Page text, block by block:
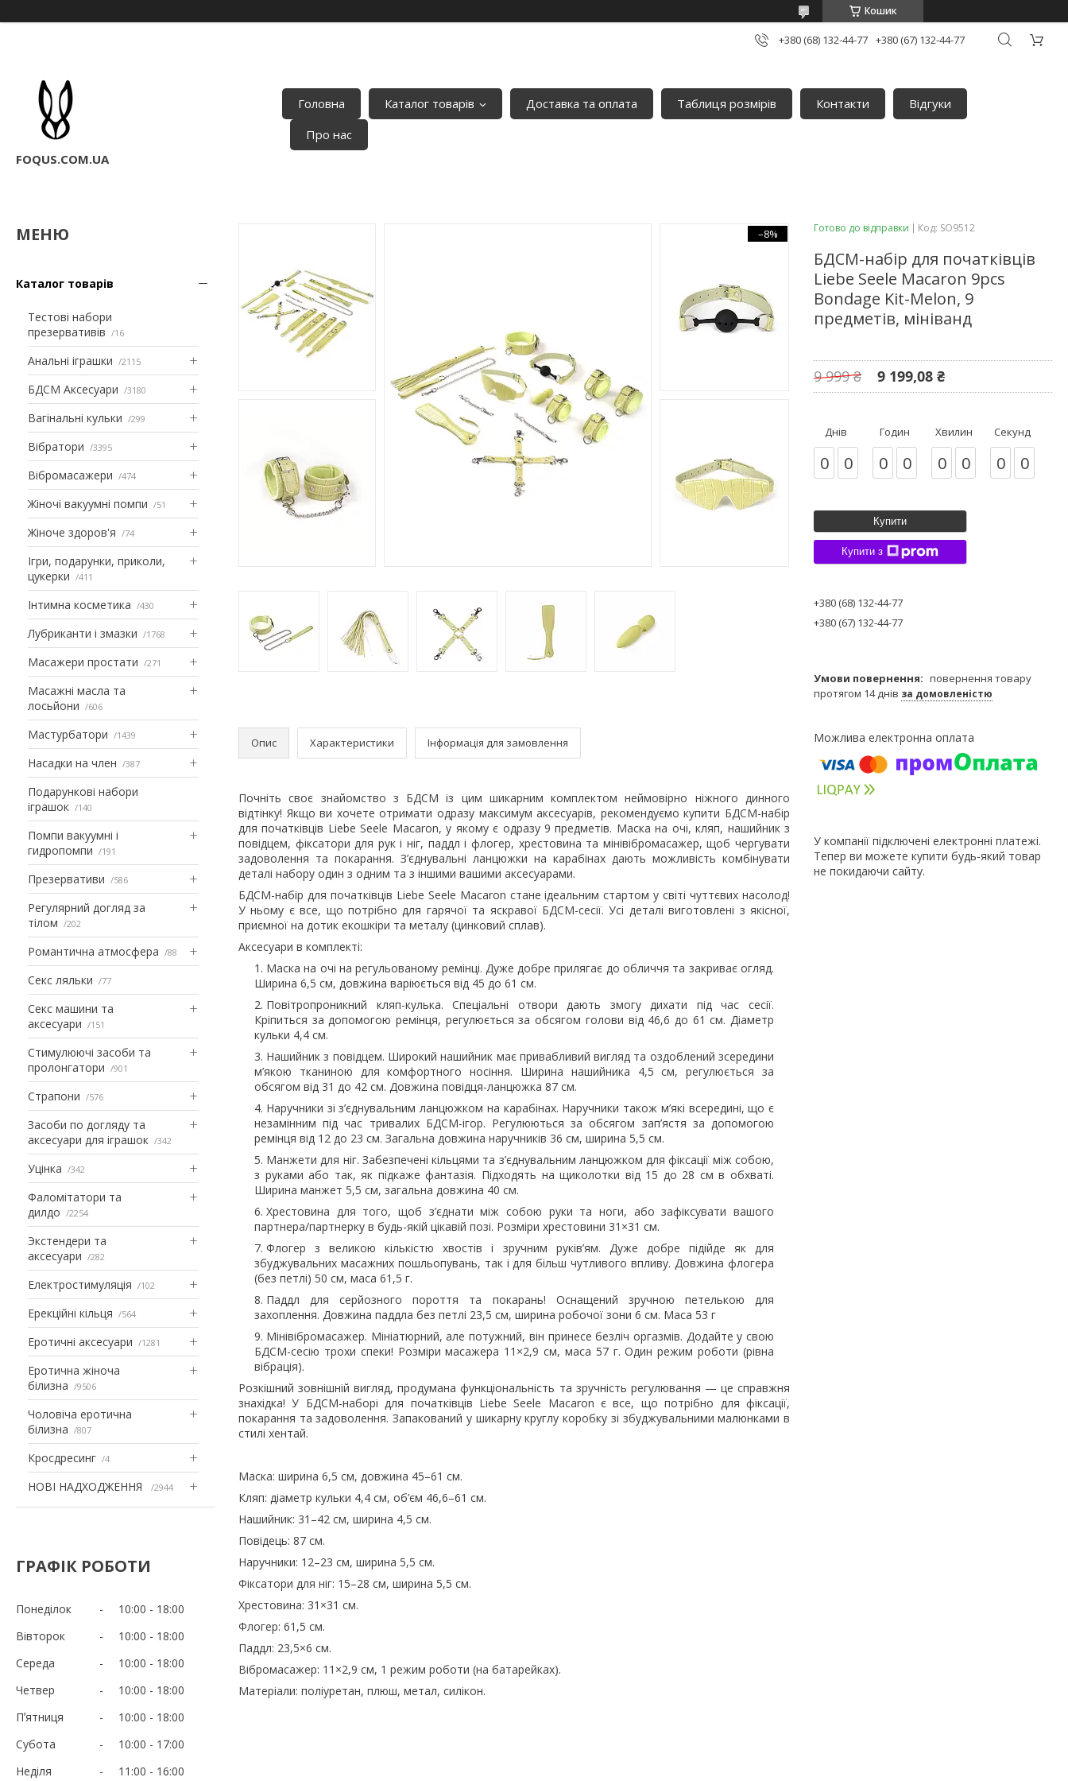
Кошик
+380 (68) 132-44-77 +380 (67) 132-44-77
FOQUS.COM.UA
Головна Каталог товарів Доставка та оплата Таблиця розмірів Контакти
Відгуки
Про нас
Каталог товарів
Тестові набори
презервативів
16
Анальні іграшки 2115
БДСМ Аксесуари 3180
Вагінальні кульки 299
Вібратори 3395
Вібромасажери 474
Жіночі вакуумні помпи 51
Жіноче здоров'я 74
Ігри, подарунки, приколи,
цукерки
411
Інтимна косметика 430
Лубриканти і змазки 1768
Масажери простати 271
Масажні масла та
лосьйони
606
Мастурбатори 1439
Насадки на член 387
Подарункові набори
іграшок
140
Помпи вакуумні і
гидропомпи
191
Презервативи 586
Регулярний догляд за
тілом
202
Романтична атмосфера 88
Секс ляльки 77
Секс машини та
аксесуари
151
Стимулюючі засоби та
пролонгатори
901
Страпони 576
Засоби по догляду та
аксесуари для іграшок
342
Уцінка 342
Фаломітатори та
дилдо
2254
Экстендери та
аксесуари
282
Електростимуляція 102
Ерекційні кільця 564
Еротичні аксесуари 1281
Еротична жіноча
білизна
9506
Чоловіча еротична
білизна
807
Кросдресинг 4
НОВІ НАДХОДЖЕННЯ 2944
ГРАФІК РОБОТИ
Понеділок 10:00
18:00
Вівторок
10:00
18:00
Середа
10:00
18:00
Четвер
10:00
18:00
Пʼятниця
10:00
18:00
Субота
10:00
17:00
Неділя
11:00 16:00
–8%
Опис Характеристики Інформація для замовлення
Почніть своє знайомство з БДСМ із цим шикарним комплектом неймовірно ніжного динного
відтінку! Якщо ви хочете отримати одразу максимум аксесуарів, рекомендуємо купити БДСМ-набір
для початківців Liebe Seele Macaron, у якому є одразу 9 предметів. Маска на очі, кляп, нашийник з
повідцем, фіксатори для рук і ніг, паддл і флогер, хрестовина та мінівібромасажер, щоб чергувати
задоволення та покарання. З’єднувальні ланцюжки на карабінах дають можливість комбінувати
деталі набору один з одним та з іншими вашими аксесуарами.
БДСМ-набір для початківців Liebe Seele Macaron стане ідеальним стартом у світі чуттєвих насолод!
У ньому є все, що потрібно для гарячої та яскравої БДСМ-сесії. Усі деталі виготовлені з якісної,
приємної на дотик екошкіри та металу (цинковий сплав).
Аксесуари в комплекті:
Маска на очі на регульованому ремінці. Дуже добре прилягає до обличчя та закриває огляд.
Ширина 6,5 см, довжина варіюється від 45 до 61 см.
Повітропроникний кляп-кулька. Спеціальні отвори дають змогу дихати під час сесії.
Кріпиться за допомогою ремінця, регулюється за обсягом голови від 46,6 до 61 см. Діаметр
кульки 4,4 см.
Нашийник з повідцем. Широкий нашийник має привабливий вигляд та оздоблений зсередини
м’якою тканиною для комфортного носіння. Ширина нашийника 4,5 см, регулюється за
обсягом від 31 до 42 см. Довжина повідця-ланцюжка 87 см.
Наручники зі з’єднувальним ланцюжком на карабінах. Наручники також м’які всередині, що є
незамінним під час тривалих БДСМ-ігор. Регулюються за обсягом зап’ястя за допомогою
ремінця від 12 до 23 см. Загальна довжина наручників 36 см, ширина 5,5 см.
Манжети для ніг. Забезпечені кільцями та з’єднувальним ланцюжком для фіксації між собою,
з руками або так, як підкаже фантазія. Підходять на щиколотки від 15 до 28 см в обхваті.
Ширина манжет 5,5 см, загальна довжина 40 см.
Хрестовина для того, щоб з’єднати між собою руки та ноги, або зафіксувати вашого
партнера/партнерку в будь-якій цікавій позі. Розміри хрестовини 31×31 см.
Флогер з великою кількістю хвостів і зручним руків’ям. Дуже добре підійде як для
збуджувальних масажних пошльопувань, так і для більш чутливого впливу. Довжина флогера
(без петлі) 50 см, маса 61,5 г.
Паддл для серйозного пороття та покарань! Оснащений зручною петелькою для
захоплення. Довжина паддла без петлі 23,5 см, ширина робочої зони 6 см. Маса 53 г
Мінівібромасажер. Мініатюрний, але потужний, він принесе безліч оргазмів. Додайте у свою
БДСМ-сесію трохи спеки! Розміри масажера 11×2,9 см, маса 57 г. Один режим роботи (рівна
вібрація).
Розкішний зовнішній вигляд, продумана функціональність та зручність регулювання — це справжня
знахідка! У БДСМ-наборі для початківців Liebe Seele Macaron є все, що потрібно для фіксації,
покарання та задоволення. Запакований у шикарну круглу коробку зі збуджувальними малюнками в
стилі хентай.
Маска: ширина 6,5 см, довжина 45–61 см.
Кляп: діаметр кульки 4,4 см, об’єм 46,6–61 см.
Нашийник: 31–42 см, ширина 4,5 см.
Повідець: 87 см.
Наручники: 12–23 см, ширина 5,5 см.
Фіксатори для ніг: 15–28 см, ширина 5,5 см.
Хрестовина: 31×31 см.
Флогер: 61,5 см.
Паддл: 23,5×6 ​​см.
Вібромасажер: 11×2,9 см, 1 режим роботи (на батарейках).
Матеріали: поліуретан, плюш, метал, силікон.
Готово до відправки Код: SO9512
БДСМ-набір для початківців
Liebe Seele Macaron 9pcs
Bondage Kit-Melon, 9
предметів, мініванд
9 999 ₴ 9 199,08 ₴
Днів
0 0
Годин
0 0
Хвилин
0 0
Секунд
0 0
Купити
Купити з
+380 (68) 132-44-77
+380 (67) 132-44-77
повернення товару
протягом 14 днів за домовленістю
У компанії підключені електронні платежі.
Тепер ви можете купити будь-який товар
не покидаючи сайту.